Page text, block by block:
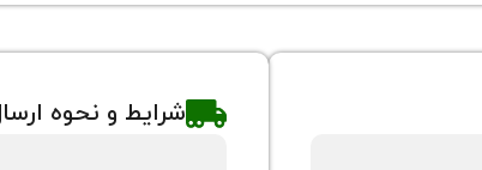
شرایط و نحوه